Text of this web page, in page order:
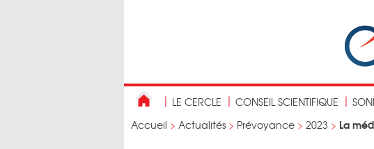
LE CERCLE CONSEIL SCIENTIFIQUE
Accueil > Actualités > Prévoyance > 2023 > La